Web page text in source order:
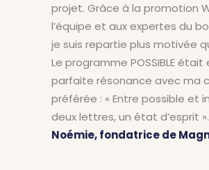
projet. Grâce à la promotion
l’équipe et aux expertes du
je suis repartie plus motivée
Le programme POSSIBLE était
parfaite résonance avec ma
préférée : « Entre possible et
deux lettres, un état d’esprit ».
Noémie, fondatrice de